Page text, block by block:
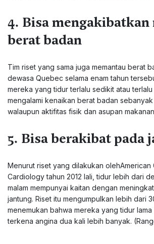
4. Bisa mengakibatkan
berat badan
Tim riset yang sama juga memantau berat
dewasa Quebec selama enam tahun
mereka yang tidur terlalu sedikit atau
mengalami kenaikan berat badan sebanyak
walaupun aktifitas fisik dan asupan
5. Bisa berakibat pada
Menurut riset yang dilakukan
Cardiology tahun 2012 lali, tidur lebih dari
malam mempunyai kaitan dengan
jantung. Riset itu mengumpulkan lebih dari
menemukan bahwa mereka yang tidur lama
terkena angina dua kali lebih banyak.